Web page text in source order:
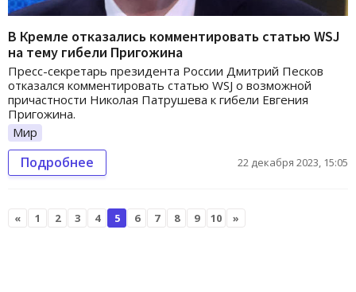
В Кремле отказались комментировать статью WSJ
на тему гибели Пригожина
Пресс-секретарь президента России Дмитрий Песков
отказался комментировать статью WSJ о возможной
причастности Николая Патрушева к гибели Евгения
Пригожина.
Мир
Подробнее 22 декабря 2023, 15:05
« 1 2 3 4 5 6 7 8 9 10 »